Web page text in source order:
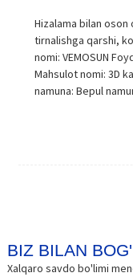
Hizalama bilan
tirnalishga qarshi,
nomi: VEMOSUN
Mahsulot nomi: 3D
namuna: Bepul
BIZ BILAN
Xalqaro savdo bo'limi